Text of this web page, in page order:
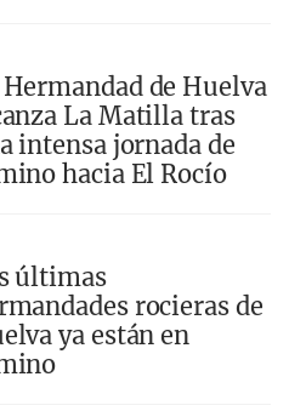
Hermandad de Huelva
La Matilla tras
intensa jornada de
hacia El Rocío
últimas
rocieras de
ya están en